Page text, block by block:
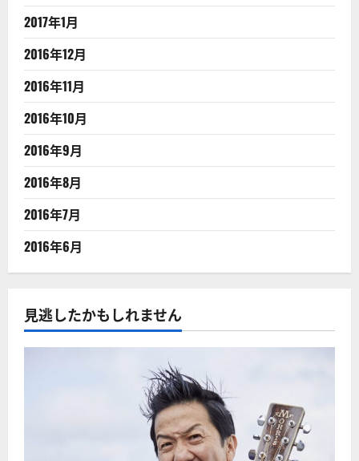
2017年1月
2016年12月
2016年11月
2016年10月
2016年9月
2016年8月
2016年7月
2016年6月
見逃したかもしれません